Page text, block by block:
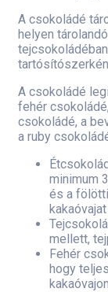
A csokoládé
helyen
A csokoládé
fehér
csokoládé, a
a ruby
minimum
és a
mellett,
Fehér
hogy